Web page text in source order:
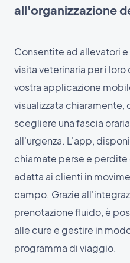
all'organizzazione
Consentite ad allevatori
visita veterinaria per i
vostra applicazione
visualizzata chiaramente,
scegliere una fascia
all'urgenza. L'app,
chiamate perse e
adatta ai clienti in
campo. Grazie
prenotazione fluido, è
alle cure e gestire in
programma di viaggio.